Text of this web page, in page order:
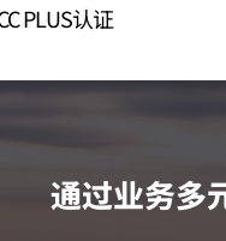
PLUS认证
通过业务多